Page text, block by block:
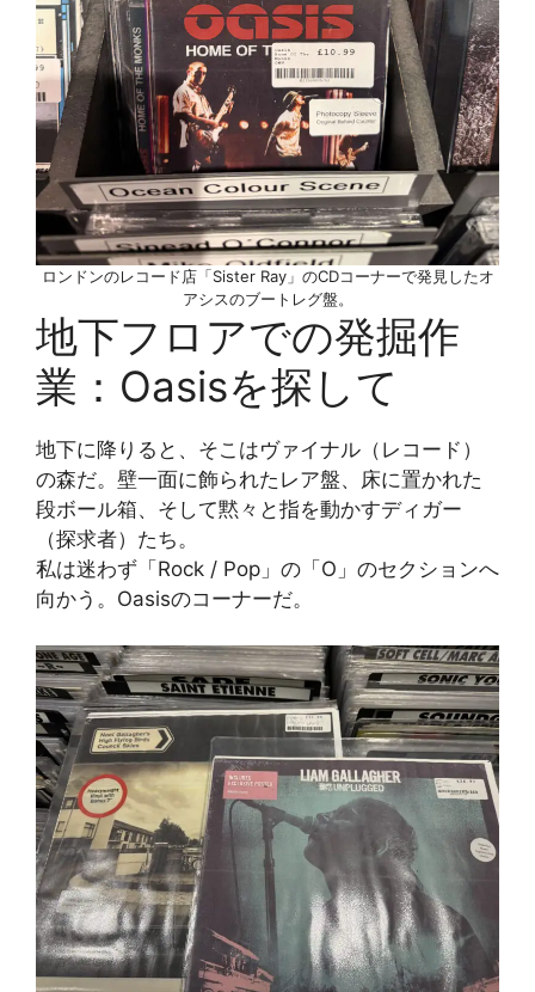
ロンドンのレコード店「Sister Ray」のCDコーナーで発見したオ
アシスのブートレグ盤。
地下フロアでの発掘作
業：Oasisを探して
地下に降りると、そこはヴァイナル（レコード）
の森だ。壁一面に飾られたレア盤、床に置かれた
段ボール箱、そして黙々と指を動かすディガー
（探求者）たち。
私は迷わず「Rock / Pop」の「O」のセクションへ
向かう。Oasisのコーナーだ。